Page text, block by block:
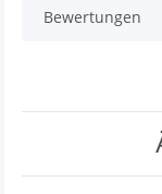
Bewertungen